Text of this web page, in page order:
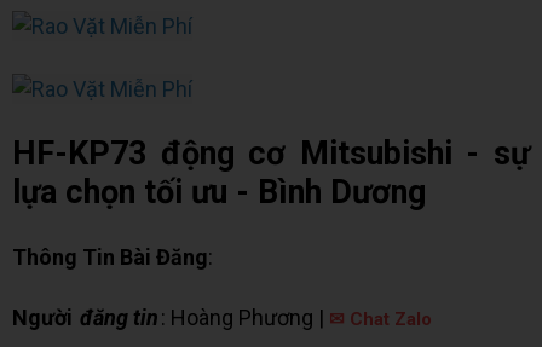
HF-KP73 động cơ Mitsubishi - sự
lựa chọn tối ưu - Bình Dương
Thông Tin Bài Đăng:
Người đăng tin: Hoàng Phương | ✉ Chat Zalo